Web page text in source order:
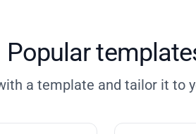
Popular
a template and tailor it to